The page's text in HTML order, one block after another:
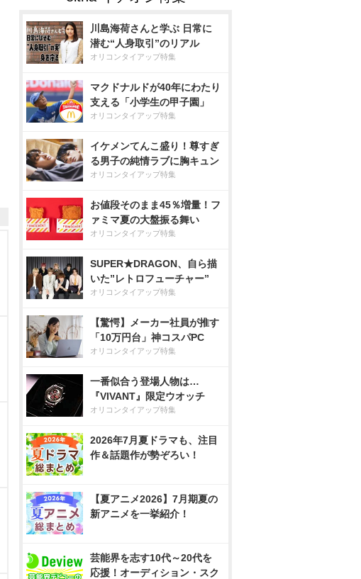
川島海荷さんと学ぶ 日常に
潜む“人身取引”のリアル
オリコンタイアップ特集
マクドナルドが40年にわたり
支える「小学生の甲子園」
オリコンタイアップ特集
イケメンてんこ盛り！尊すぎ
る男子の純情ラブに胸キュン
オリコンタイアップ特集
お値段そのまま45％増量！フ
ァミマ夏の大盤振る舞い
オリコンタイアップ特集
SUPER★DRAGON、自ら描
いた”レトロフューチャー”
オリコンタイアップ特集
【驚愕】メーカー社員が推す
「10万円台」神コスパPC
オリコンタイアップ特集
一番似合う登場人物は…
『VIVANT』限定ウオッチ
オリコンタイアップ特集
2026年7月夏ドラマも、注目
作＆話題作が勢ぞろい！
【夏アニメ2026】7月期夏の
新アニメを一挙紹介！
芸能界を志す10代～20代を
応援！オーディション・スク